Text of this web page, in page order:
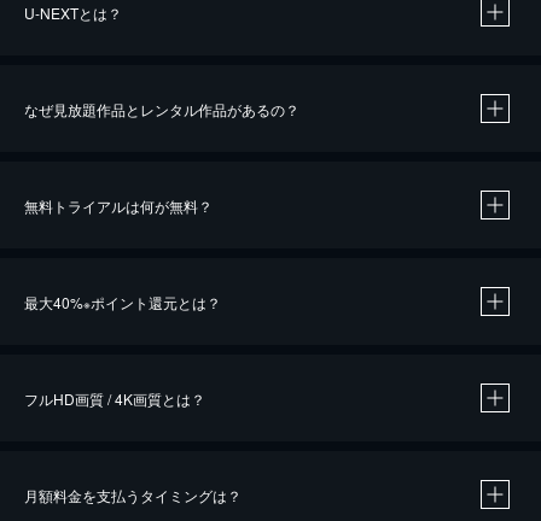
U-NEXTとは？
なぜ見放題作品とレンタル作品があるの？
無料トライアルは何が無料？
最大40%※ポイント還元とは？
※40％ポイント還元の対象は、クレジットカード決済による作品の購入 / レンタルです。
フルHD画質 / 4K画質とは？
月額料金を支払うタイミングは？